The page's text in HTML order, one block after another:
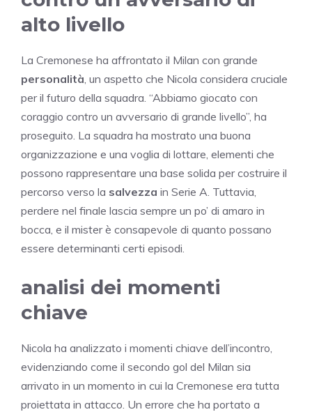
alto livello
La Cremonese ha affrontato il Milan con grande
personalità , un aspetto che Nicola considera cruciale
per il futuro della squadra. “Abbiamo giocato con
coraggio contro un avversario di grande livello”, ha
proseguito. La squadra ha mostrato una buona
organizzazione e una voglia di lottare, elementi che
possono rappresentare una base solida per costruire il
percorso verso la salvezza in Serie A. Tuttavia,
perdere nel finale lascia sempre un po’ di amaro in
bocca, e il mister è consapevole di quanto possano
essere determinanti certi episodi.
analisi dei momenti
chiave
Nicola ha analizzato i momenti chiave dell’incontro,
evidenziando come il secondo gol del Milan sia
arrivato in un momento in cui la Cremonese era tutta
proiettata in attacco. Un errore che ha portato a